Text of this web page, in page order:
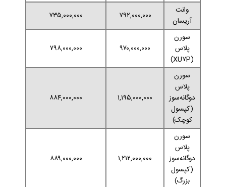
وانت
آریسان
۷۹۲,۰۰۰,۰۰۰
۷۳۵,۰۰۰,۰۰۰
سورن
پلاس
(XU۷P)
۹۷۰,۰۰۰,۰۰۰ ۷۹۸,۰۰۰,۰۰۰
سورن
پلاس
دوگانه‌سوز
(کپسول
کوچک)
۱,۱۹۵,۰۰۰,۰۰۰ ۸۸۴,۰۰۰,۰۰۰
سورن
پلاس
دوگانه‌سوز
(کپسول
بزرگ)
۱,۲۱۲,۰۰۰,۰۰۰ ۸۸۹,۰۰۰,۰۰۰